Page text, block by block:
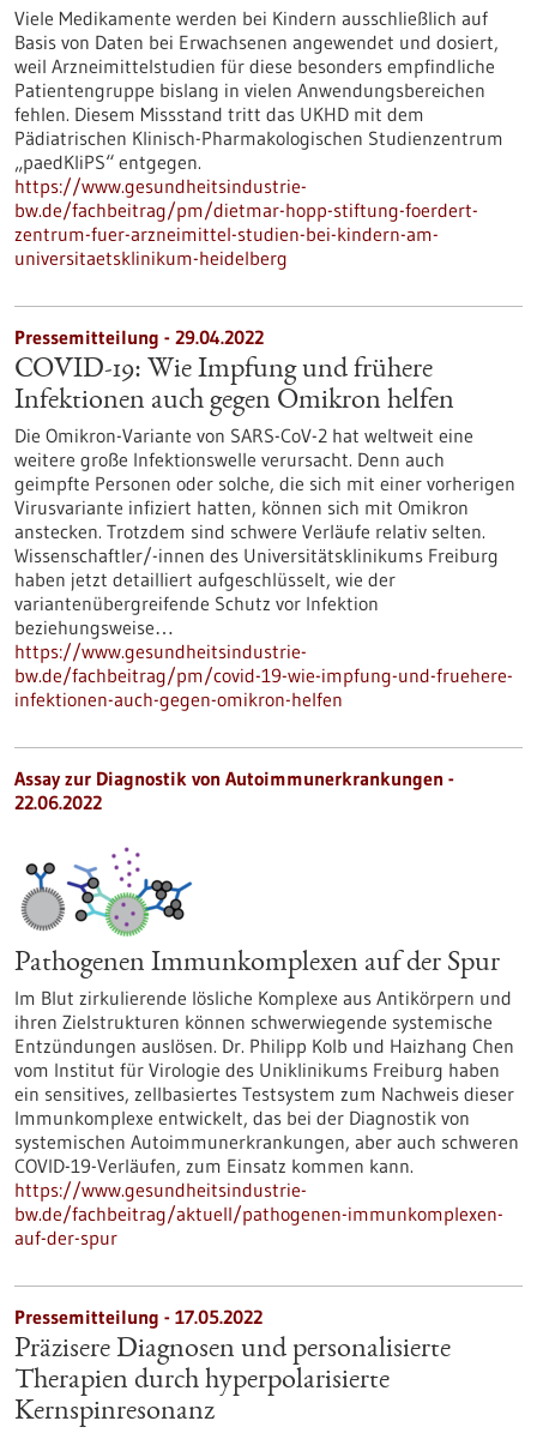
Viele Medikamente werden bei Kindern ausschließlich auf
Basis von Daten bei Erwachsenen angewendet und dosiert,
weil Arzneimittelstudien für diese besonders empfindliche
Patientengruppe bislang in vielen Anwendungsbereichen
fehlen. Diesem Missstand tritt das UKHD mit dem
Pädiatrischen Klinisch-Pharmakologischen Studienzentrum
„paedKliPS“ entgegen.
https://www.gesundheitsindustrie-
bw.de/fachbeitrag/pm/dietmar-hopp-stiftung-foerdert-
zentrum-fuer-arzneimittel-studien-bei-kindern-am-
universitaetsklinikum-heidelberg
Pressemitteilung - 29.04.2022
COVID-19: Wie Impfung und frühere
Infektionen auch gegen Omikron helfen
Die Omikron-Variante von SARS-CoV-2 hat weltweit eine
weitere große Infektionswelle verursacht. Denn auch
geimpfte Personen oder solche, die sich mit einer vorherigen
Virusvariante infiziert hatten, können sich mit Omikron
anstecken. Trotzdem sind schwere Verläufe relativ selten.
Wissenschaftler/-innen des Universitätsklinikums Freiburg
haben jetzt detailliert aufgeschlüsselt, wie der
variantenübergreifende Schutz vor Infektion
beziehungsweise…
https://www.gesundheitsindustrie-
bw.de/fachbeitrag/pm/covid-19-wie-impfung-und-fruehere-
infektionen-auch-gegen-omikron-helfen
Assay zur Diagnostik von Autoimmunerkrankungen -
22.06.2022
Pathogenen Immunkomplexen auf der Spur
Im Blut zirkulierende lösliche Komplexe aus Antikörpern und
ihren Zielstrukturen können schwerwiegende systemische
Entzündungen auslösen. Dr. Philipp Kolb und Haizhang Chen
vom Institut für Virologie des Uniklinikums Freiburg haben
ein sensitives, zellbasiertes Testsystem zum Nachweis dieser
Immunkomplexe entwickelt, das bei der Diagnostik von
systemischen Autoimmunerkrankungen, aber auch schweren
COVID-19-Verläufen, zum Einsatz kommen kann.
https://www.gesundheitsindustrie-
bw.de/fachbeitrag/aktuell/pathogenen-immunkomplexen-
auf-der-spur
Pressemitteilung - 17.05.2022
Präzisere Diagnosen und personalisierte
Therapien durch hyperpolarisierte
Kernspinresonanz